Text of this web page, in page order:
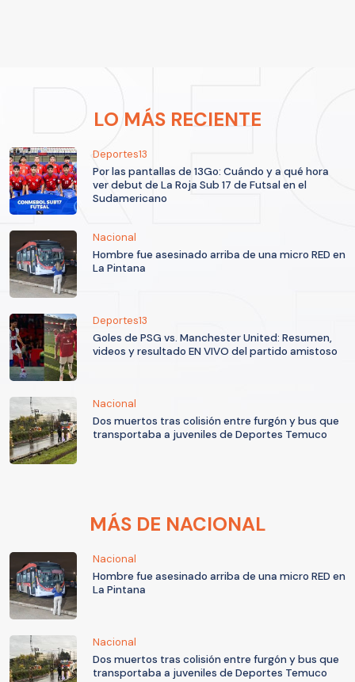
LO MÁS RECIENTE
Deportes13
Por las pantallas de 13Go: Cuándo y a qué hora
ver debut de La Roja Sub 17 de Futsal en el
Sudamericano
Nacional
Hombre fue asesinado arriba de una micro RED en
La Pintana
Deportes13
Goles de PSG vs. Manchester United: Resumen,
videos y resultado EN VIVO del partido amistoso
Nacional
Dos muertos tras colisión entre furgón y bus que
transportaba a juveniles de Deportes Temuco
MÁS DE NACIONAL
Nacional
Hombre fue asesinado arriba de una micro RED en
La Pintana
Nacional
Dos muertos tras colisión entre furgón y bus que
transportaba a juveniles de Deportes Temuco